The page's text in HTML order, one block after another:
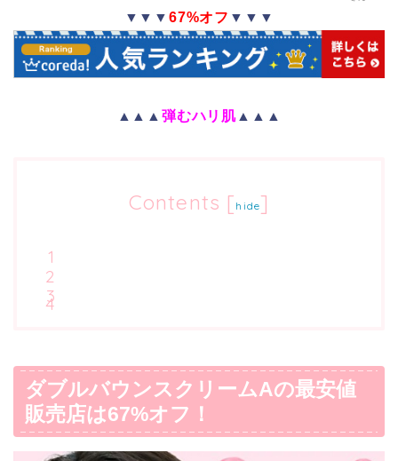
▼▼▼ 67%オフ ▼▼▼
▲▲▲ 弾むハリ肌 ▲▲▲
Contents [ hide]
ダブルバウンスクリームAの最安値
販売店は67%オフ！